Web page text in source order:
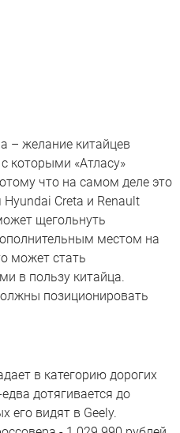
– желание китайцев
которыми «Атласу»
что на самом деле это
Creta и Renault
щегольнуть
местом на
может стать
в пользу китайца.
позиционировать
в категорию дорогих
дотягивается до
его видят в Geely.